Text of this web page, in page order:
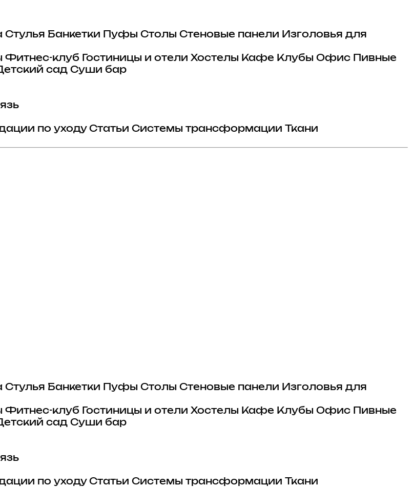
Стулья Банкетки Пуфы Столы Стеновые панели Изголовья для
Фитнес-клуб Гостиницы и отели Хостелы Кафе Клубы Офис
Пивные
сад Суши бар
по уходу Статьи Системы трансформации
Ткани
Стулья Банкетки Пуфы Столы Стеновые панели Изголовья для
Фитнес-клуб Гостиницы и отели Хостелы Кафе Клубы Офис
Пивные
сад Суши бар
по уходу Статьи Системы трансформации
Ткани